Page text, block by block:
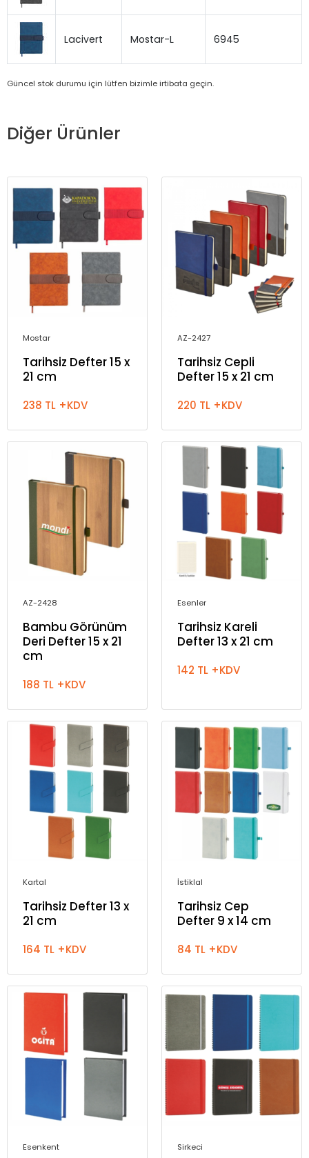
Lacivert Mostar-L 6945
Güncel stok durumu için lütfen bizimle irtibata geçin.
Diğer Ürünler
Mostar
Tarihsiz Defter 15 x
21 cm
238 TL +KDV
AZ-2427
Tarihsiz Cepli
Defter 15 x 21 cm
220 TL +KDV
AZ-2428
Bambu Görünüm
Deri Defter 15 x 21
cm
188 TL +KDV
Esenler
Tarihsiz Kareli
Defter 13 x 21 cm
142 TL +KDV
Kartal
Tarihsiz Defter 13 x
21 cm
164 TL +KDV
İstiklal
Tarihsiz Cep
Defter 9 x 14 cm
84 TL +KDV
Esenkent Sirkeci